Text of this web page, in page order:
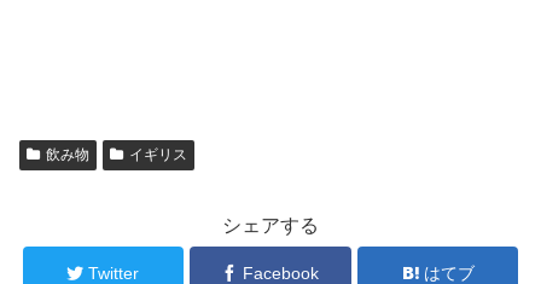
飲み物 イギリス
シェアする
Twitter Facebook はてブ